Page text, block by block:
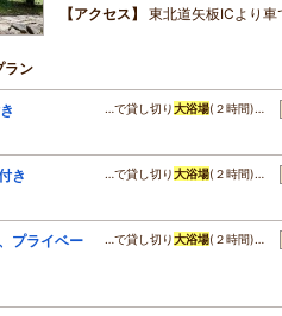
アクセス
東北道矢板ICより車
ラン
…で貸し切り大浴場(２時間)…
き …で貸し切り大浴場(２時間)…
プライベー
…で貸し切り大浴場(２時間)…